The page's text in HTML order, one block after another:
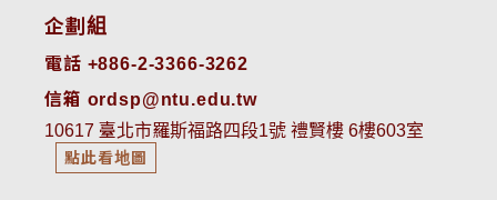
企劃組
電話 +886-2-3366-3262
信箱 ordsp@ntu.edu.tw
10617 臺北市羅斯福路四段1號 禮賢樓 6樓603室
點此看地圖